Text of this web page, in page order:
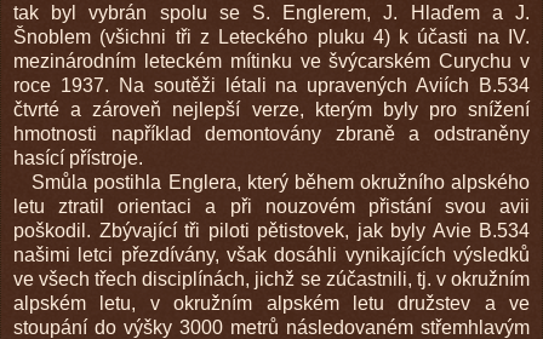
tak byl vybrán spolu se S. Englerem, J. Hlaďem a J.
Šnoblem (všichni tři z Leteckého pluku 4) k účasti na IV.
mezinárodním leteckém mítinku ve švýcarském Curychu v
roce 1937. Na soutěži létali na upravených Aviích B.534
čtvrté a zároveň nejlepší verze, kterým byly pro snížení
hmotnosti například demontovány zbraně a odstraněny
hasící přístroje.
Smůla postihla Englera, který během okružního alpského
letu ztratil orientaci a při nouzovém přistání svou avii
poškodil. Zbývající tři piloti pětistovek, jak byly Avie B.534
našimi letci přezdívány, však dosáhli vynikajících výsledků
ve všech třech disciplínách, jichž se zúčastnili, tj. v okružním
alpském letu, v okružním alpském letu družstev a ve
stoupání do výšky 3000 metrů následovaném střemhlavým